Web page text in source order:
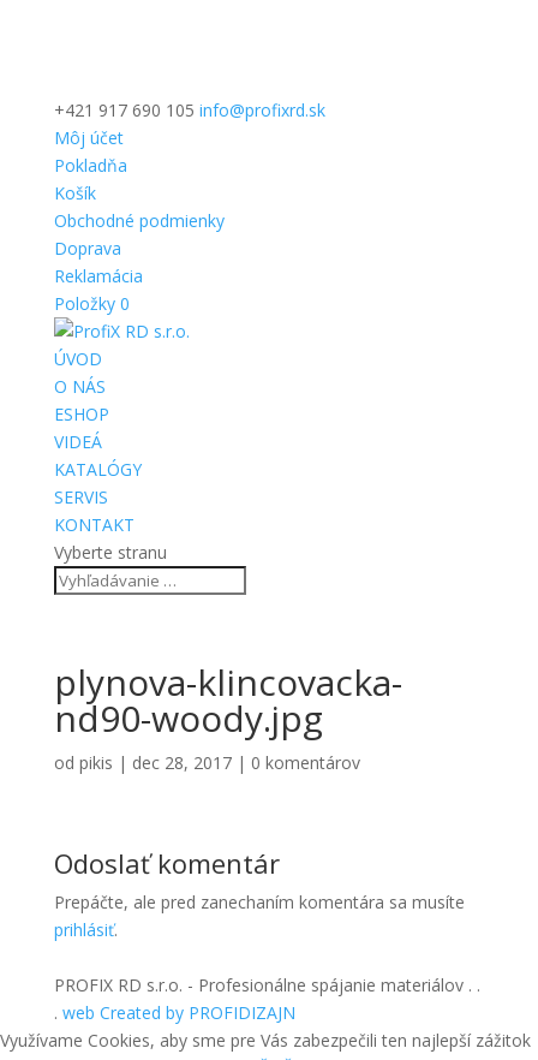
+421 917 690 105 info@profixrd.sk
Môj účet
Pokladňa
Košík
Obchodné podmienky
Doprava
Reklamácia
Položky 0
ÚVOD
O NÁS
ESHOP
VIDEÁ
KATALÓGY
SERVIS
KONTAKT
Vyberte stranu
plynova-klincovacka-
nd90-woody.jpg
od pikis | dec 28, 2017| 0 komentárov
Odoslať komentár
Prepáčte, ale pred zanechaním komentára sa musíte
prihlásiť.
PROFIX RD s.r.o. - Profesionálne spájanie materiálov . .
. web Created by PROFIDIZAJN
Využívame Cookies, aby sme pre Vás zabezpečili ten najlepší zážitok